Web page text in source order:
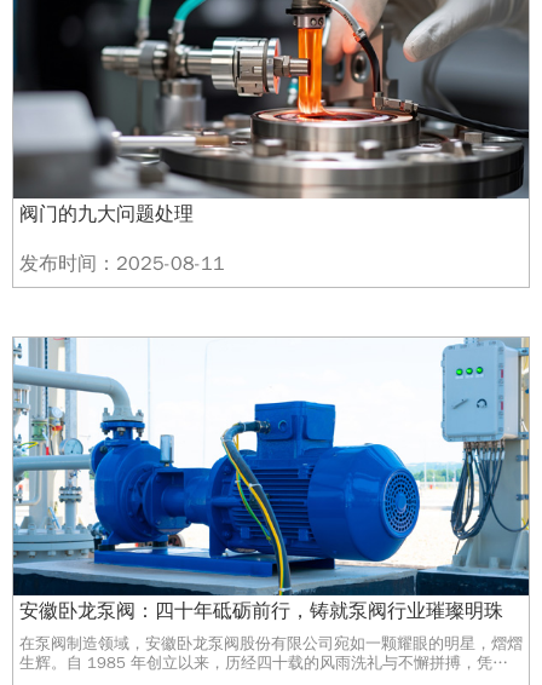
阀门的九大问题处理
发布时间：2025-08-11
安徽卧龙泵阀：四十年砥砺前行，铸就泵阀行业璀璨明珠
在泵阀制造领域，安徽卧龙泵阀股份有限公司宛如一颗耀眼的明星，熠熠
生辉。自 1985 年创立以来，历经四十载的风雨洗礼与不懈拼搏，凭借